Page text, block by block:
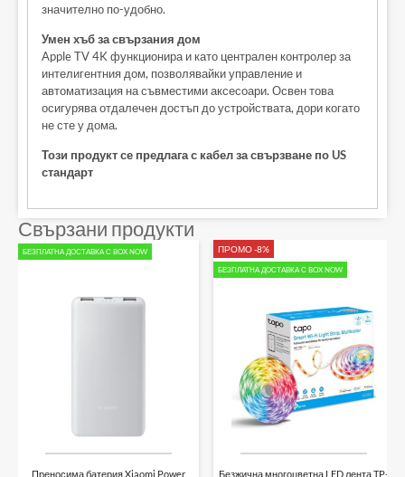
значително по-удобно.
Умен хъб за свързания дом
Apple TV 4K функционира и като централен контролер за
интелигентния дом, позволявайки управление и
автоматизация на съвместими аксесоари. Освен това
осигурява отдалечен достъп до устройствата, дори когато
не сте у дома.
Този продукт се предлага с кабел за свързване по US
стандарт
Свързани продукти
БЕЗПЛАТНА ДОСТАВКА С BOX NOW
Преносима батерия Xiaomi Power
ПРОМО -8%
БЕЗПЛАТНА ДОСТАВКА С BOX NOW
Безжична многоцветна LED лента TP-